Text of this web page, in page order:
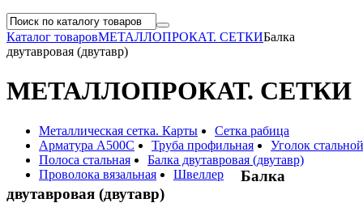
Каталог товаровМЕТАЛЛОПРОКАТ. СЕТКИБалка
двутавровая (двутавр)
МЕТАЛЛОПРОКАТ. СЕТКИ
Металлическая сетка. Карты
Сетка рабица
Арматура А500С
Труба профильная
Уголок
Полоса стальная
Балка двутавровая (двутавр)
Проволока вязальная
Швеллер
Балка
двутавровая (двутавр)